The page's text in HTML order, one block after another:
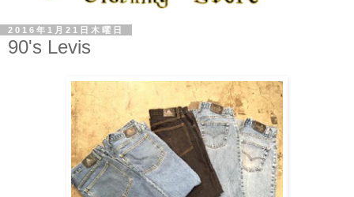
2016年1月21日木曜日
90's Levis